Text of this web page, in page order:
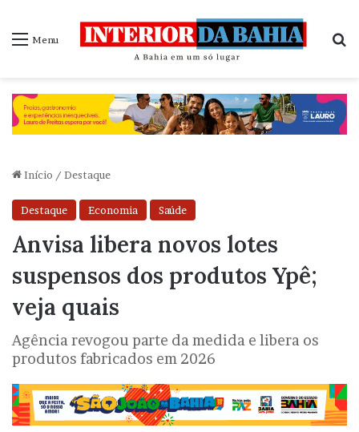
Menu
Início / Destaque
Destaque Economia Saúde
Anvisa libera novos lotes
suspensos dos produtos Ypê;
veja quais
Agência revogou parte da medida e libera os
produtos fabricados em 2026